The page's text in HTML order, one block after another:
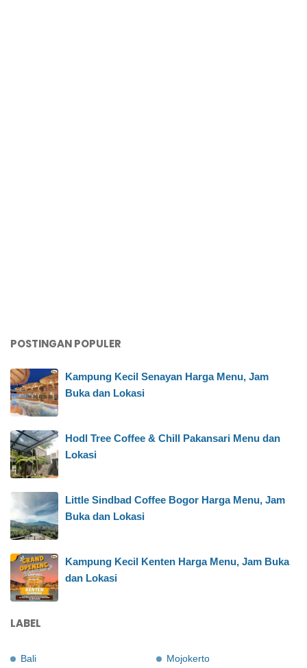
POSTINGAN POPULER
Kampung Kecil Senayan Harga Menu, Jam
Buka dan Lokasi
Hodl Tree Coffee & Chill Pakansari Menu dan
Lokasi
Little Sindbad Coffee Bogor Harga Menu, Jam
Buka dan Lokasi
Kampung Kecil Kenten Harga Menu, Jam Buka
dan Lokasi
LABEL
Bali
Mojokerto